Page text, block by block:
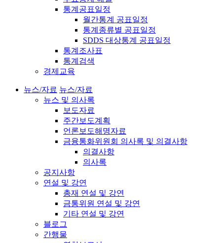
통계공표일정
월간통계 공표일정
통계종류별 공표일정
SDDS 대상통계 공표일정
통계조사표
통계검색
경제교육
뉴스/자료 뉴스/자료
뉴스 및 의사록
보도자료
주간보도계획
언론보도해명자료
금융통화위원회 의사록 및 의결사항
의결사항
의사록
공지사항
연설 및 강연
총재 연설 및 강연
금통위원 연설 및 강연
기타 연설 및 강연
블로그
간행물